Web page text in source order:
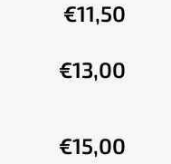
€11,50
€13,00
€15,00